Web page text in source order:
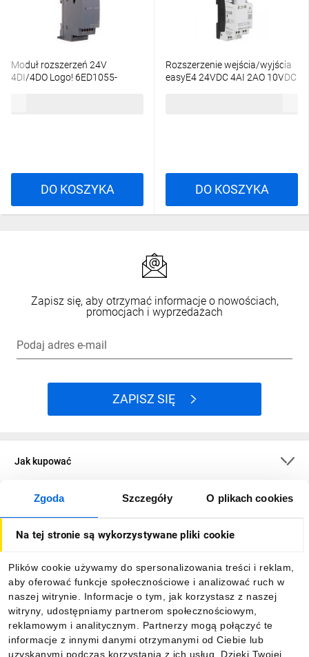
Zgoda Szczegóły O plikach cookies
Na tej stronie są wykorzystywane pliki cookie
Plików cookie używamy do spersonalizowania treści i reklam,
aby oferować funkcje społecznościowe i analizować ruch w
naszej witrynie. Informacje o tym, jak korzystasz z naszej
witryny, udostępniamy partnerom społecznościowym,
reklamowym i analitycznym. Partnerzy mogą połączyć te
informacje z innymi danymi otrzymanymi od Ciebie lub
uzyskanymi podczas korzystania z ich usług. Dzięki Twojej
Moduł rozszerzeń 24V
4DI/4DO Logo! 6ED1055-
DO KOSZYKA
Rozszerzenie wejścia/wyjścia
easyE4 24VDC 4AI 2AO 10VDC
DO KOSZYKA
Zapisz się, aby otrzymać informacje o nowościach,
promocjach i wyprzedażach
Podaj adres e-mail
ZAPISZ SIĘ
Jak kupować
O firmie
Informacje
Pobierz naszą aplikację mobilną: